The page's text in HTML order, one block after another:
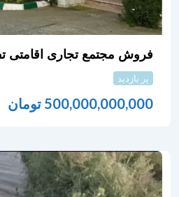
فروش مجتمع تجاری اقامتی
پر بازدید
500,000,000,000 تومان